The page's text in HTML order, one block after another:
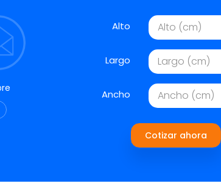
Alto
Largo
Ancho
Cotizar ahora